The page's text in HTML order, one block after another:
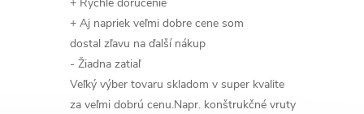
+ Rýchle doručenie
+ Aj napriek veľmi dobre cene som
dostal zľavu na ďalší nákup
- Žiadna zatiaľ
Veľký výber tovaru skladom v super kvalite
za veľmi dobrú cenu.Napr. konštrukčné vruty